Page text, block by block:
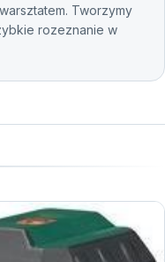
Tworzymy
rozeznanie w